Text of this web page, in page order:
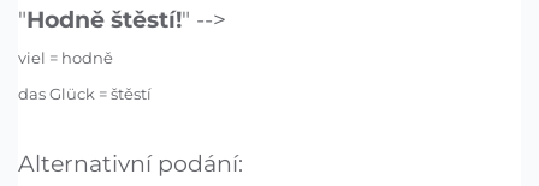
"Hodně štěstí!" -->
viel = hodně
das Glück = štěstí
Alternativní podání: